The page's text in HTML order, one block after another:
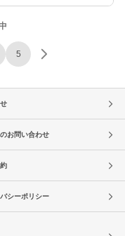
5
お問い合わせ
シーポリシー